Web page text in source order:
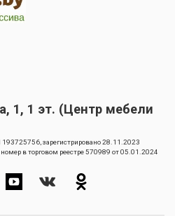
1, 1 эт. (Центр мебели
зарегистрировано 28.11.2023
в торговом реестре 570989 от 05.01.2024